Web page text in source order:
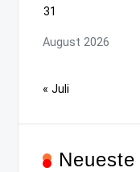
August 2026
31
« Juli